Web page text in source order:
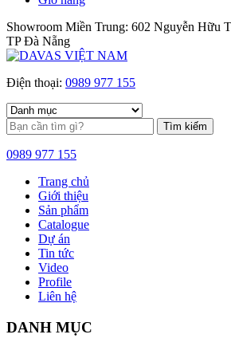
Showroom Miền Trung: 602 Nguyễn Hữu
TP Đà Nẵng
Điện thoại: 0989 977 155
Tìm kiếm
0989 977 155
Trang chủ
Giới thiệu
Sản phẩm
Catalogue
Dự án
Tin tức
Video
Profile
Liên hệ
DANH MỤC